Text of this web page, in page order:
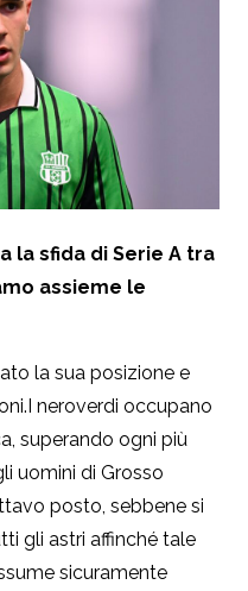
la sfida di Serie A tra
assieme le
la sua posizione e
neroverdi occupano
superando ogni più
uomini di Grosso
posto, sebbene si
gli astri affinché tale
sicuramente